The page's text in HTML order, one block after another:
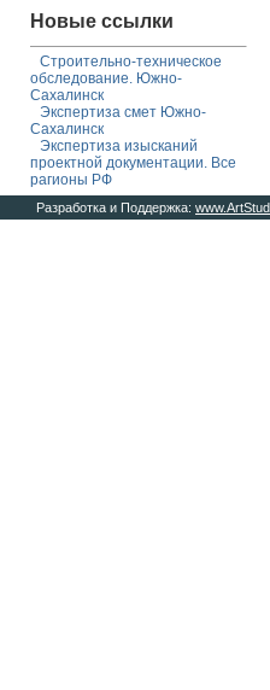
Новые ссылки
Строительно-техническое
обследование. Южно-
Сахалинск
Экспертиза смет Южно-
Сахалинск
Экспертиза изысканий
проектной документации. Все
рагионы РФ
Разработка и Поддержка: